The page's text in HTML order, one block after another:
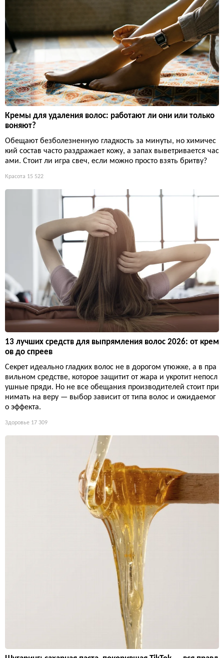
Кремы для удаления волос: работают ли они или только
воняют?
Обещают безболезненную гладкость за минуты, но химичес
кий состав часто раздражает кожу, а запах выветривается час
ами. Стоит ли игра свеч, если можно просто взять бритву?
Красота 15 522
13 лучших средств для выпрямления волос 2026: от крем
ов до спреев
Секрет идеально гладких волос не в дорогом утюжке, а в пра
вильном средстве, которое защитит от жара и укротит непосл
ушные пряди. Но не все обещания производителей стоит при
нимать на веру — выбор зависит от типа волос и ожидаемог
о эффекта.
Здоровье 17 309